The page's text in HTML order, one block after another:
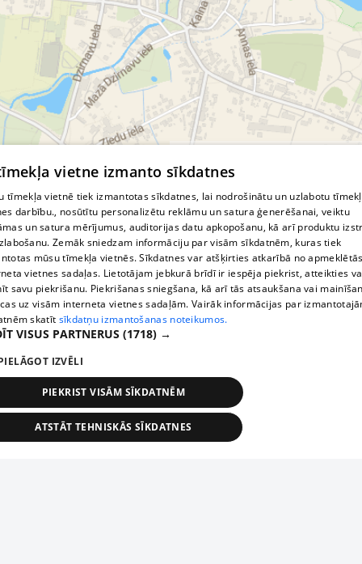
© MapTiler© OpenStreetMap contributors
vietne izmanto sīkdatnes
tīmekļa vietnē tiek izmantotas sīkdatnes, lai nodrošinātu un uzlabotu
darbību., nosūtītu personalizētu reklāmu un satura ģenerēšanai, veiktu
un satura mērījumus, auditorijas datu apkopošanu, kā arī produktu
Zemāk sniedzam informāciju par visām sīkdatnēm, kuras tiek
mūsu tīmekļa vietnēs. Sīkdatnes var atšķirties atkarībā no
vietnes sadaļas. Lietotājam jebkurā brīdī ir iespēja piekrist, atteikties
savu piekrišanu. Piekrišanas sniegšana, kā arī tās atsaukšana vai
uz visām interneta vietnes sadaļām. Vairāk informācijas par
skatīt sīkdatņu izmantošanas noteikumos.
VISUS PARTNERUS (1718) →
IZVĒLI
PIEKRIST VISĀM SĪKDATNĒM
ATSTĀT TEHNISKĀS SĪKDATNES